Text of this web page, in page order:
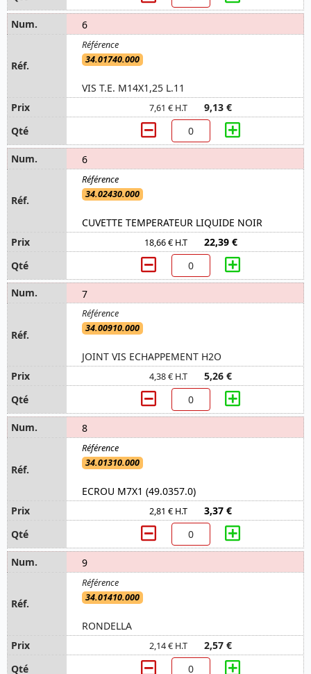
6
34.01740.000
VIS T.E. M14X1,25 L.11
7,61 € H.T 9,13 €
6
34.02430.000
CUVETTE TEMPERATEUR LIQUIDE NOIR
18,66 € H.T 22,39 €
7
34.00910.000
JOINT VIS ECHAPPEMENT H2O
4,38 € H.T 5,26 €
8
34.01310.000
ECROU M7X1 (49.0357.0)
2,81 € H.T 3,37 €
9
34.01410.000
RONDELLA
2,14 € H.T 2,57 €